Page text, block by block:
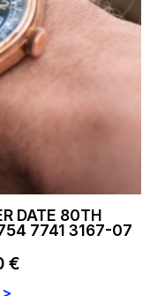
DATE 80TH
7741 3167-07
€